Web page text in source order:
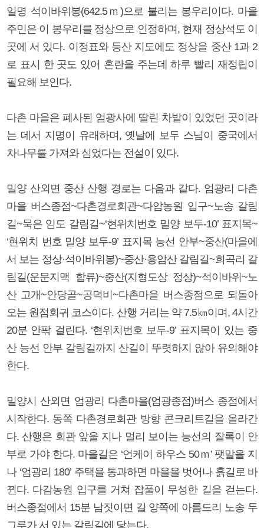
일명 석이바위봉(642.5ｍ)으로 불리는 봉우리이다. 마을
주민은 이 봉우리를 정상으로 인정하며, 현재 정상석도 이
곳에 서 있다. 이정표와 등산 지도에도 정상을 중산 1과 2
로 표시 한 곳도 있어 혼란을 주는데 하루 빨리 재정립이
필요해 보인다.
다촌 마을은 폐사된 엄광사에 딸린 차밭이 있었던 곳이라
는 데서 지명이 유래하며, 옛날에 보두 스님이 중국에서
차나무를 가져와 심었다는 전설이 있다.
밀양 산외면 중산 산행 경로는 다음과 같다. 엄광리 다촌
마을 버스종점~다촌경로회관~다암농원 입구~노송 갈림
길~묵은 임도 갈림길~‘현위치번호 밀양 보두-10’ 표지목~
‘현위치 번호 밀양 보두-9’ 표지목 능선 안부~중산(마을에
서 보는 정상·석이바위봉)~중산·용암산 갈림길~희곡리 갈
림길(운문지맥 합류)~중산(지형도상 정상)~석이바위~노
산 고개~안당골~공덕비~다촌마을 버스종점으로 되돌아
오는 원점회귀 코스이다. 산행 거리는 약 7.5㎞이며, 4시간
20분 안팎 걸린다. ‘현위치번호 보두-9’ 표지목이 있는 중
산 능선 안부 갈림길까지 산길이 뚜렷하지 않아 유의해야
한다.
밀양시 산외면 엄광리 다촌마을(엄광종점)버스 종점에서
시작한다. 동쪽 다촌경로회관 방향 콘크리트길을 올라간
다. 산행은 회관 앞을 지나 멀리 보이는 능선의 잘록이 안
부로 가야 한다. 마을길은 ‘언케이 하우스 50ｍ’ 팻말을 지
나 ‘엄광리 180’ 주택을 통과하면 마을을 벗어나 흙길로 바
뀐다. 다감농원 입구를 거쳐 잡풀이 무성한 길을 걷는다.
버스종점에서 15분 남짓이면 길 양쪽에 아름드리 노송 두
그루가 서 있는 갈림길에 닿는다.